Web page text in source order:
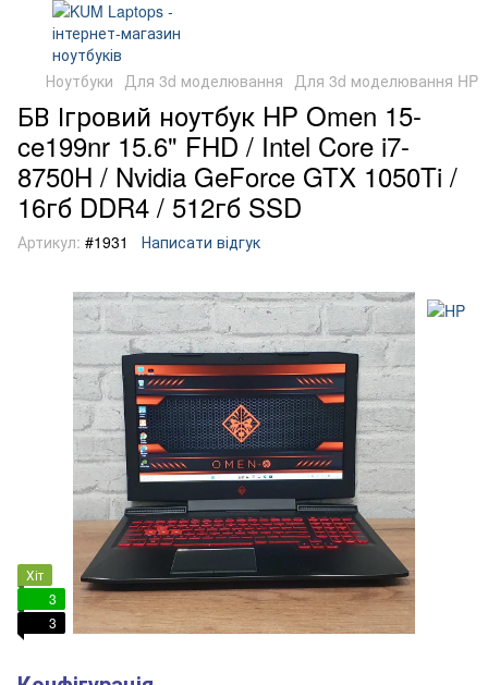
Ноутбуки Для 3d моделювання Для 3d моделювання HP
БВ Ігровий ноутбук HP Omen 15-
ce199nr 15.6" FHD / Intel Core i7-
8750H / Nvidia GeForce GTX 1050Ti /
16гб DDR4 / 512гб SSD
Артикул: #1931 Написати відгук
Хіт
3
3